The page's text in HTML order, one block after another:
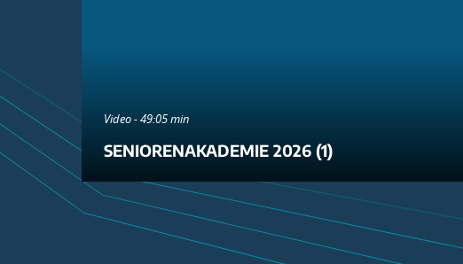
Video - 49:05 min
SENIORENAKADEMIE 2026 (1)